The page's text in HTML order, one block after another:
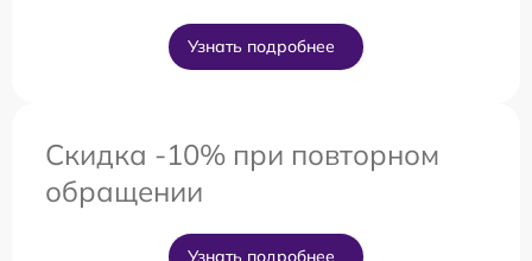
Узнать подробнее
Скидка -10% при повторном
обращении
Узнать подробнее